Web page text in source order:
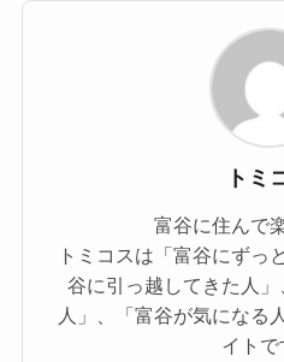
トミ
富谷に住んで
トミコスは「富谷にずっ
谷に引っ越してきた人
人」、「富谷が気になる
イトで